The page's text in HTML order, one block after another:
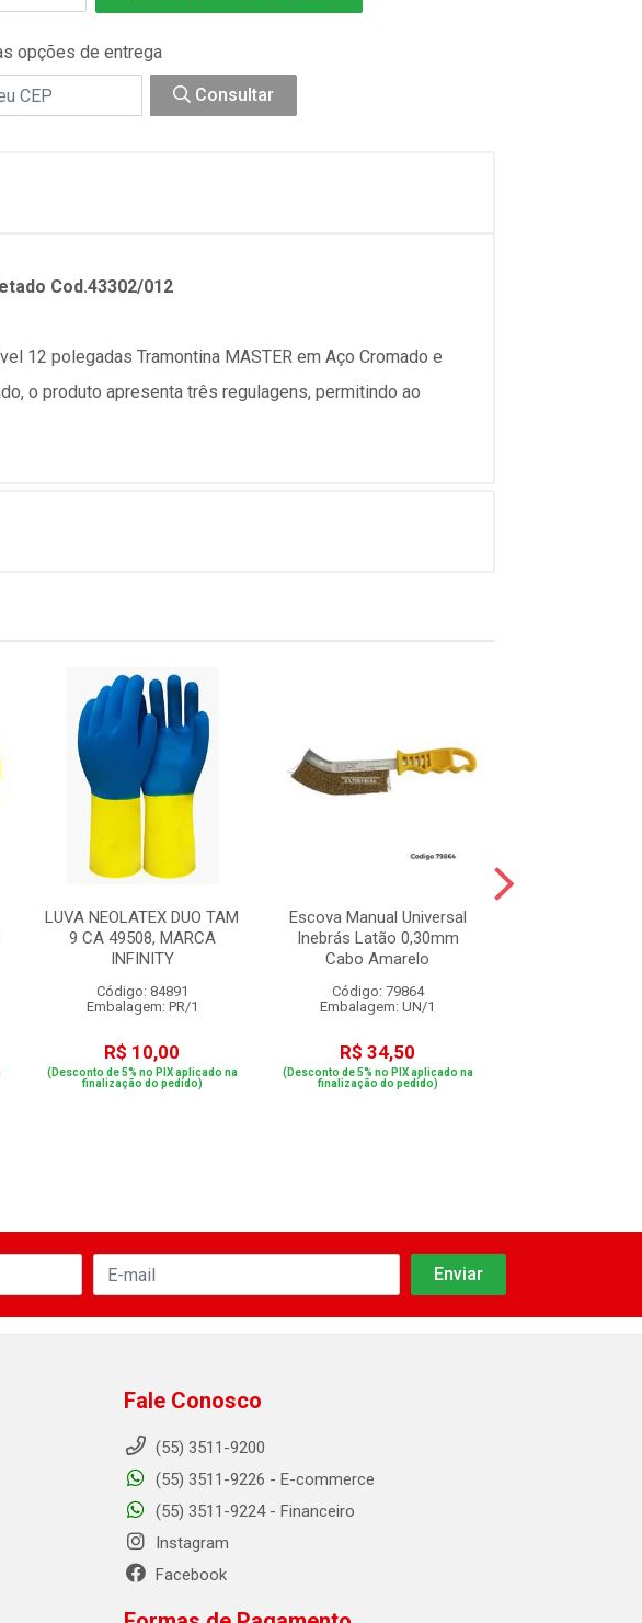
opções de entrega
Consultar
Cod.43302/012
12 polegadas Tramontina MASTER em Aço Cromado e
o produto apresenta três regulagens, permitindo ao
LUVA NEOLATEX DUO TAM
9 CA 49508, MARCA
INFINITY
Código: 84891
Embalagem: PR/1
R$ 10,00
(Desconto de 5% no PIX aplicado na
finalização do pedido)
Escova Manual Universal
Inebrás Latão 0,30mm
Cabo Amarelo
Código: 79864
Embalagem: UN/1
R$ 34,50
(Desconto de 5% no PIX aplicado na
finalização do pedido)
Fale Conosco
(55) 3511-9200
(55) 3511-9226 - E-commerce
(55) 3511-9224 - Financeiro
Instagram
Facebook